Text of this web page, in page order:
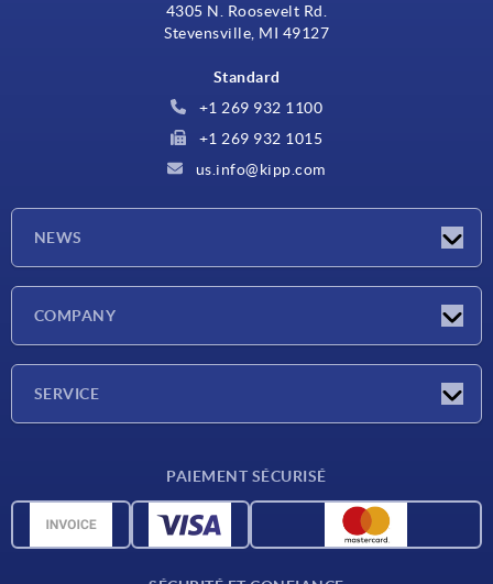
4305 N. Roosevelt Rd.
Stevensville, MI 49127
Standard
+1 269 932 1100
+1 269 932 1015
us.info@kipp.com
NEWS
COMPANY
SERVICE
Matériaux
PAIEMENT SÉCURISÉ